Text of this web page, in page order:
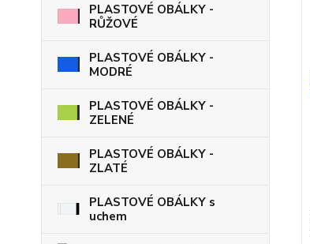
PLASTOVÉ OBÁLKY -
RŮŽOVÉ
PLASTOVÉ OBÁLKY -
MODRÉ
PLASTOVÉ OBÁLKY -
ZELENÉ
PLASTOVÉ OBÁLKY -
ZLATÉ
PLASTOVÉ OBÁLKY s
uchem